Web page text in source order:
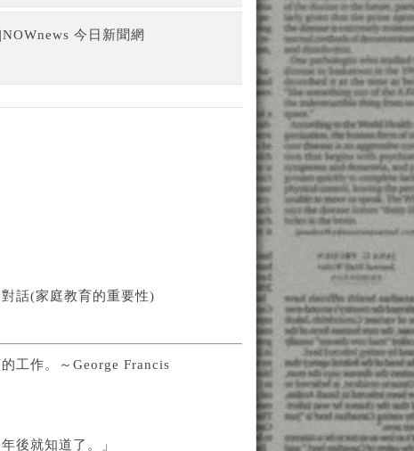
今日新聞網
話(家庭教育的重要性)
工作。～George Francis
後就知道了。」